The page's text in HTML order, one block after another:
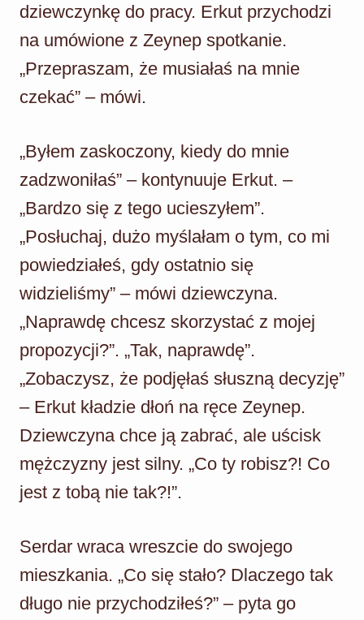
dziewczynkę do pracy. Erkut przychodzi
na umówione z Zeynep spotkanie.
„Przepraszam, że musiałaś na mnie
czekać” – mówi.
„Byłem zaskoczony, kiedy do mnie
zadzwoniłaś” – kontynuuje Erkut. –
„Bardzo się z tego ucieszyłem”.
„Posłuchaj, dużo myślałam o tym, co mi
powiedziałeś, gdy ostatnio się
widzieliśmy” – mówi dziewczyna.
„Naprawdę chcesz skorzystać z mojej
propozycji?”. „Tak, naprawdę”.
„Zobaczysz, że podjęłaś słuszną decyzję”
– Erkut kładzie dłoń na ręce Zeynep.
Dziewczyna chce ją zabrać, ale uścisk
mężczyzny jest silny. „Co ty robisz?! Co
jest z tobą nie tak?!”.
Serdar wraca wreszcie do swojego
mieszkania. „Co się stało? Dlaczego tak
długo nie przychodziłeś?” – pyta go